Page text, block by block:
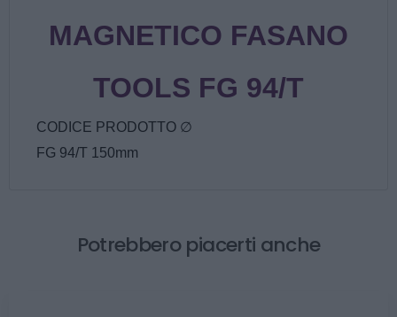
MAGNETICO FASANO
TOOLS FG 94/T
CODICE PRODOTTO ∅
FG 94/T 150mm
Potrebbero piacerti anche